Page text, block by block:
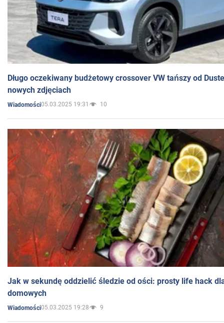
Długo oczekiwany budżetowy crossover VW tańszy od
nowych zdjęciach
Wiadomości05.03.2025 19:31 10
Jak w sekundę oddzielić śledzie od ości: prosty life hack
domowych
Wiadomości05.03.2025 19:28 9